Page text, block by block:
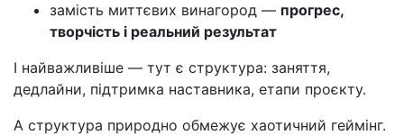
замість миттєвих винагород — прогрес,
творчість і реальний результат
І найважливіше — тут є структура: заняття,
дедлайни, підтримка наставника, етапи проєкту.
А структура природно обмежує хаотичний геймінг.